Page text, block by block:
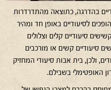
בהדרגה, כתוצאה מהתדרדרות
לסיעודיים באופן חד ומהיר
סיעודיים קלים וצלולים
סיעודיים קשים או מורכבים
ולכן, בית אבות סיעודי המחזיק
האופטימלי בשבילם.